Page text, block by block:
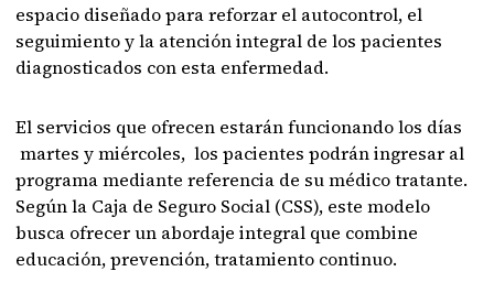
espacio diseñado para reforzar el autocontrol, el
seguimiento y la atención integral de los pacientes
diagnosticados con esta enfermedad.
El servicios que ofrecen estarán funcionando los días
martes y miércoles, los pacientes podrán ingresar al
programa mediante referencia de su médico tratante.
Según la Caja de Seguro Social (CSS), este modelo
busca ofrecer un abordaje integral que combine
educación, prevención, tratamiento continuo.